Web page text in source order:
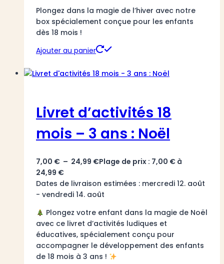
Plongez dans la magie de l’hiver avec notre
box spécialement conçue pour les enfants
dès 18 mois !
Ajouter au panier
Livret d’activités 18
mois – 3 ans : Noël
7,00 € – 24,99 €Plage de prix : 7,00 € à
24,99 €
Dates de livraison estimées : mercredi 12. août
- vendredi 14. août
Plongez votre enfant dans la magie de Noël
avec ce livret d’activités ludiques et
éducatives, spécialement conçu pour
accompagner le développement des enfants
de 18 mois à 3 ans !